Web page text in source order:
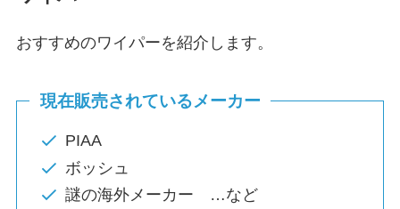
おすすめのワイパーを紹介します。
現在販売されているメーカー
PIAA
ボッシュ
謎の海外メーカー …など